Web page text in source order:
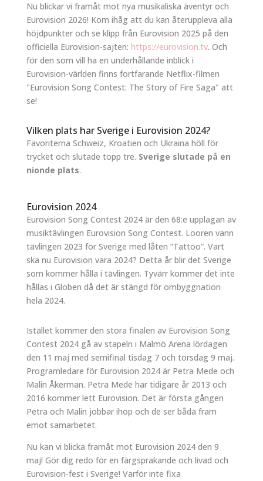
Nu blickar vi framåt mot nya musikaliska äventyr och
Eurovision 2026! Kom ihåg att du kan återuppleva alla
höjdpunkter och se klipp från Eurovision 2025 på den
officiella Eurovision-sajten: https://eurovision.tv. Och
för den som vill ha en underhållande inblick i
Eurovision-världen finns fortfarande Netflix-filmen
"Eurovision Song Contest: The Story of Fire Saga" att
se!
Vilken plats har Sverige i Eurovision 2024?
Favoriterna Schweiz, Kroatien och Ukraina höll för
trycket och slutade topp tre. Sverige slutade på en
nionde plats.
Eurovision 2024
Eurovision Song Contest 2024 är den 68:e upplagan av
musiktävlingen Eurovision Song Contest. Looren vann
tävlingen 2023 för Sverige med låten ”Tattoo”. Vart
ska nu Eurovision vara 2024? Detta år blir det Sverige
som kommer hålla i tävlingen. Tyvärr kommer det inte
hållas i Globen då det är stängd för ombyggnation
hela 2024.
Istället kommer den stora finalen av Eurovision Song
Contest 2024 gå av stapeln i Malmö Arena lördagen
den 11 maj med semifinal tisdag 7 och torsdag 9 maj.
Programledare för Eurovision 2024 är Petra Mede och
Malin Åkerman. Petra Mede har tidigare år 2013 och
2016 kommer lett Eurovision. Det är första gången
Petra och Malin jobbar ihop och de ser båda fram
emot samarbetet.
Nu kan vi blicka framåt mot Eurovision 2024 den 9
maj! Gör dig redo för en färgsprakande och livad och
Eurovision-fest i Sverige! Varför inte fixa